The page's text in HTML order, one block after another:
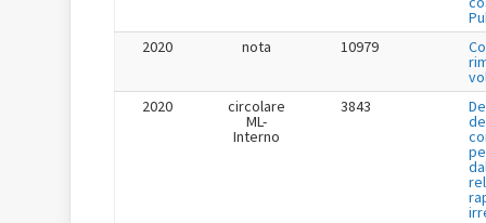
2020
nota 10979
2020
circolare
ML-
Interno
3843